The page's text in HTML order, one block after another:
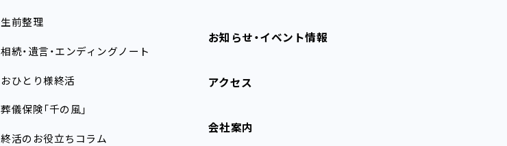
生前整理
相続・遺言・エンディングノート
おひとり様終活
葬儀保険「千の風」
終活のお役立ちコラム
お知らせ・イベント情報
アクセス
会社案内